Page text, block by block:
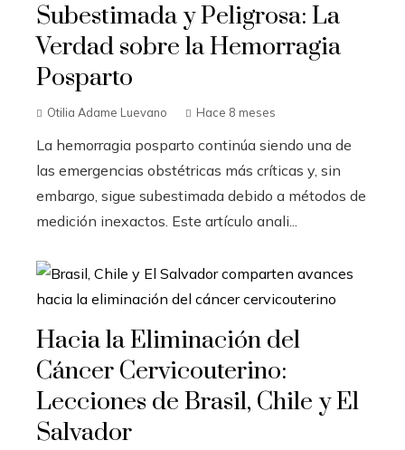
Subestimada y Peligrosa: La
Verdad sobre la Hemorragia
Posparto
Otilia Adame Luevano Hace 8 meses
La hemorragia posparto continúa siendo una de
las emergencias obstétricas más críticas y, sin
embargo, sigue subestimada debido a métodos de
medición inexactos. Este artículo anali...
Hacia la Eliminación del
Cáncer Cervicouterino:
Lecciones de Brasil, Chile y El
Salvador